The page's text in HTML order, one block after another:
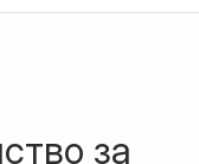
за